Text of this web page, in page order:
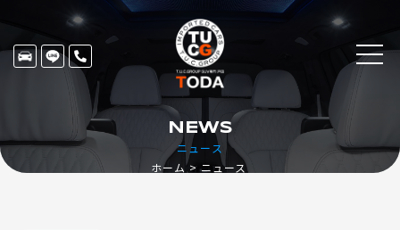
ニュース
NEWS
ホーム ニュース